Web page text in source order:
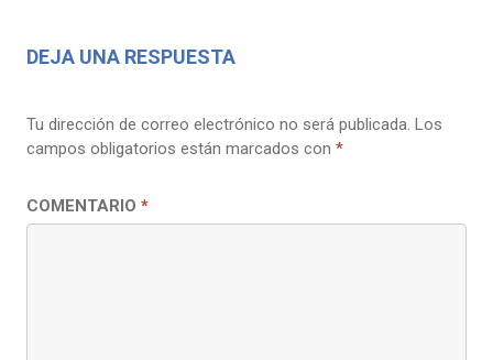
DEJA UNA RESPUESTA
Tu dirección de correo electrónico no será publicada. Los
campos obligatorios están marcados con *
COMENTARIO *